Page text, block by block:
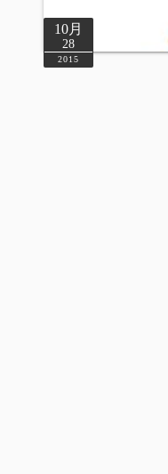
10月
28
2015